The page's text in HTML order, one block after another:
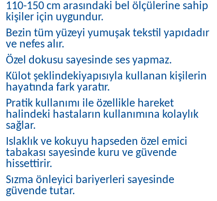
110-150 cm arasındaki bel ölçülerine sahip
kişiler için uygundur.
Bezin tüm yüzeyi yumuşak tekstil yapıdadır
ve nefes alır.
Özel dokusu sayesinde ses yapmaz.
Külot şeklindekiyapısıyla kullanan kişilerin
hayatında fark yaratır.
Pratik kullanımı ile özellikle hareket
halindeki hastaların kullanımına kolaylık
sağlar.
Islaklık ve kokuyu hapseden özel emici
tabakası sayesinde kuru ve güvende
hissettirir.
Sızma önleyici bariyerleri sayesinde
güvende tutar.